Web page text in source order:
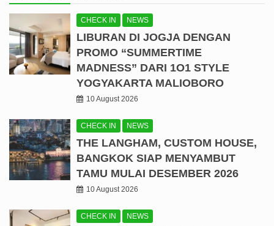
CHECK IN NEWS
LIBURAN DI JOGJA DENGAN
PROMO “SUMMERTIME
MADNESS” DARI 1O1 STYLE
YOGYAKARTA MALIOBORO
10 August 2026
CHECK IN NEWS
THE LANGHAM, CUSTOM HOUSE,
BANGKOK SIAP MENYAMBUT
TAMU MULAI DESEMBER 2026
10 August 2026
CHECK IN NEWS